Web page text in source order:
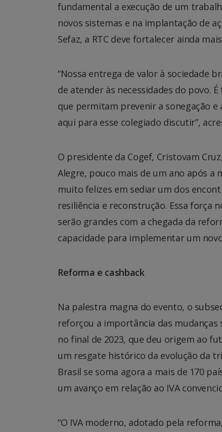
fundamental a execução de um
novos sistemas e na implantação de
Sefaz, a RTC deve fortalecer ainda
“Nossa entrega de valor à sociedade
de atender às necessidades do povo.
que permitam prevenir a sonegação e
aqui para esse colegiado discutir”,
O presidente da Cogef, Cristovam
Alegre, pouco mais de um ano após a
muito felizes em sediar um dos
resiliência e reconstrução. Essa força
serão grandes com a chegada da
capacidade para implementar um
Reforma e cashback
Na palestra magna do evento, o
reforçou a importância das mudanças
no final de 2023, que deu origem ao
um resgate histórico da evolução da
Brasil se soma agora a mais de 170
um avanço em relação ao IVA
“O IVA moderno, adotado pela